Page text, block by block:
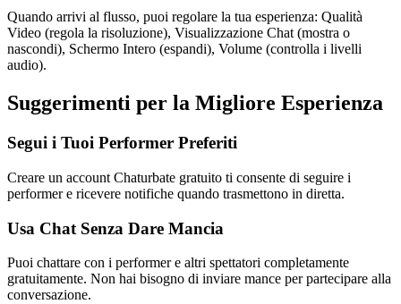
Quando arrivi al flusso, puoi regolare la tua esperienza: Qualità
Video (regola la risoluzione), Visualizzazione Chat (mostra o
nascondi), Schermo Intero (espandi), Volume (controlla i livelli
audio).
Suggerimenti per la Migliore Esperienza
Segui i Tuoi Performer Preferiti
Creare un account Chaturbate gratuito ti consente di seguire i
performer e ricevere notifiche quando trasmettono in diretta.
Usa Chat Senza Dare Mancia
Puoi chattare con i performer e altri spettatori completamente
gratuitamente. Non hai bisogno di inviare mance per partecipare alla
conversazione.